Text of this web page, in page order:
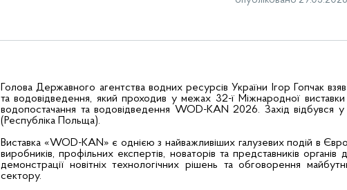
Голова Державного агентства водних ресурсів України Ігор Гопчак
та водовідведення, який проходив у межах 32-ї Міжнародної
водопостачання та водовідведення WOD-KAN 2026. Захід відбувся у
(Республіка Польща).
Виставка «WOD-KAN» є однією з найважливіших галузевих подій в
виробників, профільних експертів, новаторів та представників
демонстрації новітніх технологічних рішень та обговорення
сектору.